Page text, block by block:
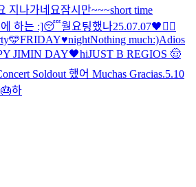
지나가네요잠시만~~~short time
하는 :]😴월요팅했나25.07.07🖤 ✌🏻
FRIDAY♥nightNothing much:)Adios
JIMIN DAY🖤hiJUST B REGIOS 🤠
Soldout 했어 Muchas Gracias.5.10
하